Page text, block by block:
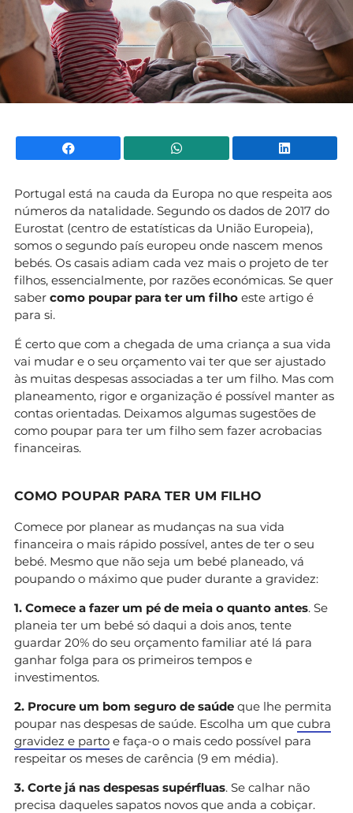
Facebook WhatsApp
Portugal está na cauda da Europa no que respeita aos
números da natalidade. Segundo os dados de 2017 do
Eurostat (centro de estatísticas da União Europeia),
somos o segundo país europeu onde nascem menos
bebés. Os casais adiam cada vez mais o projeto de ter
filhos, essencialmente, por razões económicas. Se quer
saber como poupar para ter um filho este artigo é
para si.
É certo que com a chegada de uma criança a sua vida
vai mudar e o seu orçamento vai ter que ser ajustado
às muitas despesas associadas a ter um filho. Mas com
planeamento, rigor e organização é possível manter as
contas orientadas. Deixamos algumas sugestões de
como poupar para ter um filho sem fazer acrobacias
financeiras.
COMO POUPAR PARA TER UM FILHO
Comece por planear as mudanças na sua vida
financeira o mais rápido possível, antes de ter o seu
bebé. Mesmo que não seja um bebé planeado, vá
poupando o máximo que puder durante a gravidez:
1. Comece a fazer um pé de meia o quanto antes. Se
planeia ter um bebé só daqui a dois anos, tente
guardar 20% do seu orçamento familiar até lá para
ganhar folga para os primeiros tempos e
investimentos.
2. Procure um bom seguro de saúde que lhe permita
poupar nas despesas de saúde. Escolha um que cubra
gravidez e parto e faça-o o mais cedo possível para
respeitar os meses de carência (9 em média).
3. Corte já nas despesas supérfluas. Se calhar não
precisa daqueles sapatos novos que anda a cobiçar.